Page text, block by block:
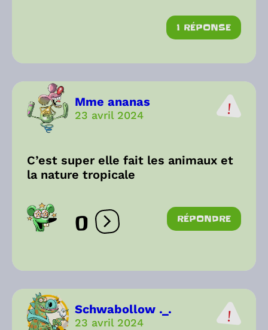
1 RÉPONSE
Mme ananas
23 avril 2024
C’est super elle fait les animaux et
la nature tropicale
0 Ouvrir les réactions
RÉPONDRE
Schwabollow ._.
23 avril 2024